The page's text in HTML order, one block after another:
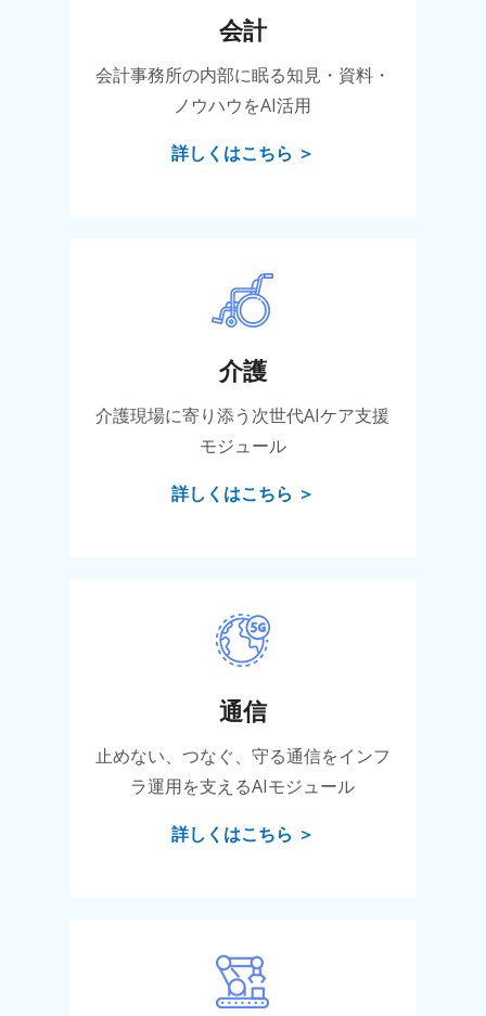
会計
会計事務所の内部に眠る知見・資料・
ノウハウをAI活用
詳しくはこちら ＞
介護
介護現場に寄り添う次世代AIケア支援
モジュール
詳しくはこちら ＞
通信
止めない、つなぐ、守る通信をインフ
ラ運用を支えるAIモジュール
詳しくはこちら ＞